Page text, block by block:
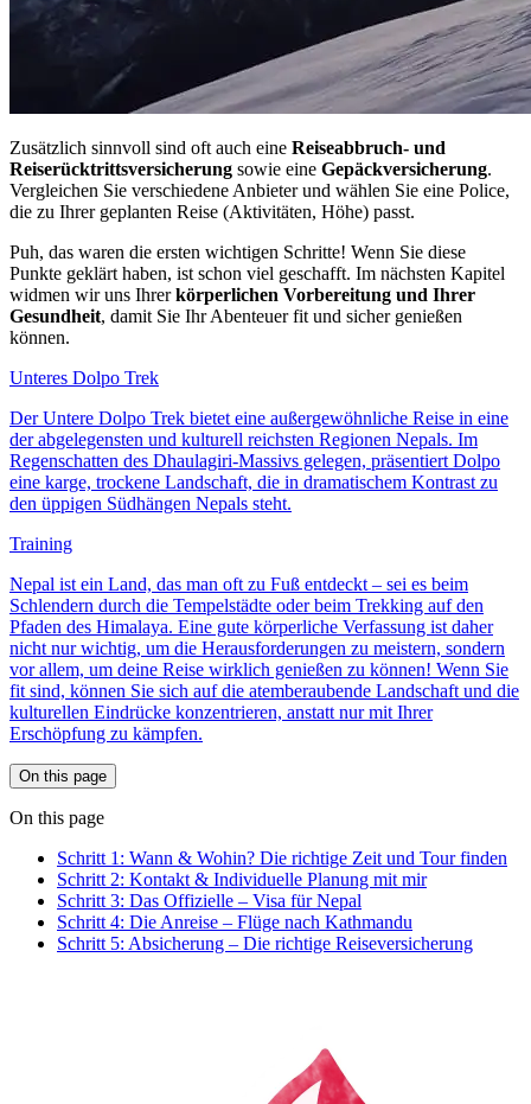
Zusätzlich sinnvoll sind oft auch eine Reiseabbruch- und
Reiserücktrittsversicherung sowie eine Gepäckversicherung.
Vergleichen Sie verschiedene Anbieter und wählen Sie eine Police,
die zu Ihrer geplanten Reise (Aktivitäten, Höhe) passt.
Puh, das waren die ersten wichtigen Schritte! Wenn Sie diese
Punkte geklärt haben, ist schon viel geschafft. Im nächsten Kapitel
widmen wir uns Ihrerkörperlichen Vorbereitung und Ihrer
Gesundheit, damit Sie Ihr Abenteuer fit und sicher genießen
können.
Unteres Dolpo Trek
Der Untere Dolpo Trek bietet eine außergewöhnliche Reise in eine
der abgelegensten und kulturell reichsten Regionen Nepals. Im
Regenschatten des Dhaulagiri-Massivs gelegen, präsentiert Dolpo
eine karge, trockene Landschaft, die in dramatischem Kontrast zu
den üppigen Südhängen Nepals steht.
Training
Nepal ist ein Land, das man oft zu Fuß entdeckt – sei es beim
Schlendern durch die Tempelstädte oder beim Trekking auf den
Pfaden des Himalaya. Eine gute körperliche Verfassung ist daher
nicht nur wichtig, um die Herausforderungen zu meistern, sondern
vor allem, um deine Reise wirklich genießen zu können! Wenn Sie
fit sind, können Sie sich auf die atemberaubende Landschaft und die
kulturellen Eindrücke konzentrieren, anstatt nur mit Ihrer
Erschöpfung zu kämpfen.
On this page
On this page
Schritt 1: Wann & Wohin? Die richtige Zeit und Tour finden
Schritt 2: Kontakt & Individuelle Planung mit mir
Schritt 3: Das Offizielle – Visa für Nepal
Schritt 4: Die Anreise – Flüge nach Kathmandu
Schritt 5: Absicherung – Die richtige Reiseversicherung